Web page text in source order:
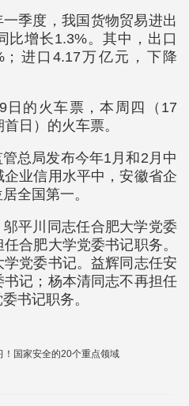
季度，我国货物贸易进出
比增长1.3%。其中，出口
进口4.17万亿元，下降
日的火车票，本周四（17
日）的火车票。
总局发布今年1月和2月中
业信用水平中，安徽省企
全国第一。
平川同志任合肥大学党委
合肥大学党委书记职务。
党委书记。益辉同志任安
记；杨本清同志不再担任
书记职务。
！国家安全的20个重点领域